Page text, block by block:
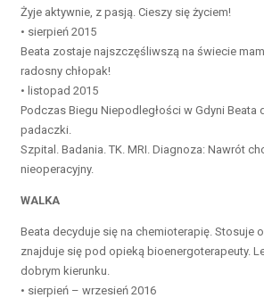
Żyje aktywnie, z pasją. Cieszy się życiem!
• sierpień 2015
Beata zostaje najszczęśliwszą na świecie
radosny chłopak!
• listopad 2015
Podczas Biegu Niepodległości w Gdyni Beata
padaczki.
Szpital. Badania. TK. MRI. Diagnoza: Nawrót
nieoperacyjny.
WALKA
Beata decyduje się na chemioterapię. Stosuje
znajduje się pod opieką bioenergoterapeuty.
dobrym kierunku.
• sierpień – wrzesień 2016